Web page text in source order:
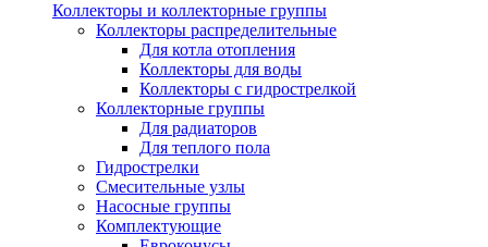
Коллекторы и коллекторные группы
Коллекторы распределительные
Для котла отопления
Коллекторы для воды
Коллекторы с гидрострелкой
Коллекторные группы
Для радиаторов
Для теплого пола
Гидрострелки
Смесительные узлы
Насосные группы
Комплектующие